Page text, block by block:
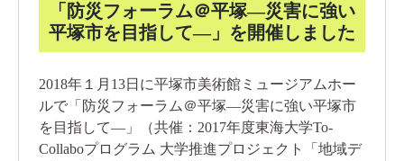
「防災フォーラム＠平塚―災害に強い
平塚市を目指して―」を開催しました
2018年１月13日に平塚市美術館ミュージアムホー
ルで「防災フォーラム＠平塚―災害に強い平塚市
を目指して―」（共催：2017年度東海大学To-
Collaboプログラム 大学推進プロジェクト「地域デ